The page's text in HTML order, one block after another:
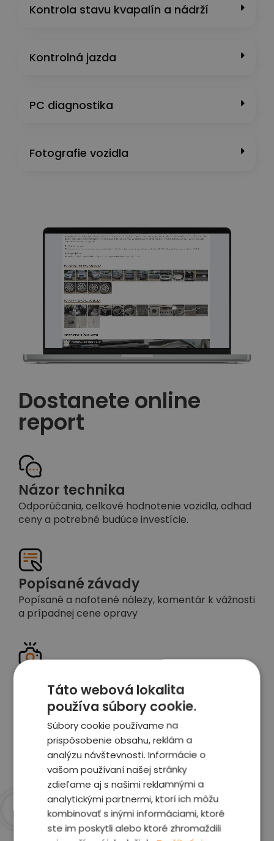
Kontrola stavu kvapalín a nádrží
Kontrolná jazda
PC diagnostika
Fotografie vozidla
Dostanete online
report
Názor technika
Odporúčania, celkové hodnotenie vozidla, odhad
ceny a potrebné budúce investície.
Popísané závady
Popísané a nafotené nálezy, komentár k vážnosti
a prípadnej cene opravy
Celé auto z exteriéru aj interiéru nafotíme
vrátane závad a poškodení
Zobraziť report
Táto webová lokalita
používa súbory cookie.
Súbory cookie používame na
prispôsobenie obsahu, reklám a
analýzu návštevnosti. Informácie o
vašom používaní našej stránky
zdieľame aj s našimi reklamnými a
analytickými partnermi, ktorí ich môžu
kombinovať s inými informáciami, ktoré
ste im poskytli alebo ktoré zhromaždili